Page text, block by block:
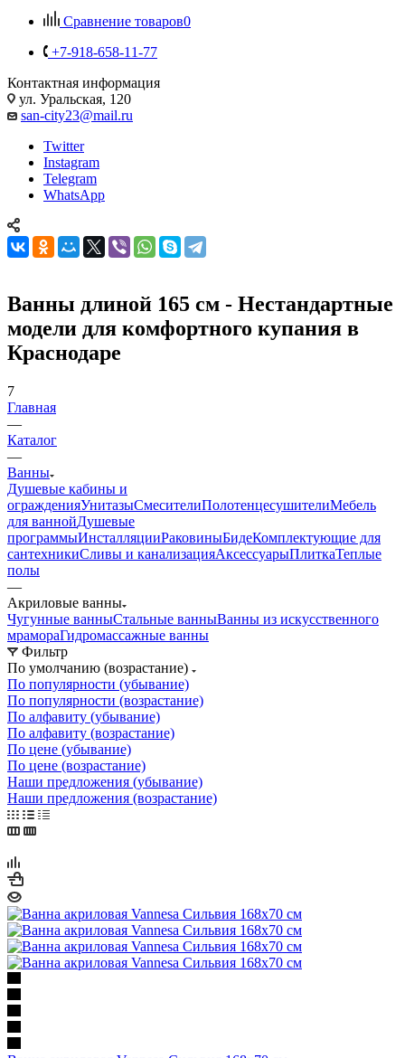
Контактная информация
ул. Уральская, 120
Twitter
Instagram
Telegram
Ванны длиной 165 см - Нестандартные
модели для комфортного купания в
Краснодаре
7
Главная
—
Каталог
—
Ванны
Душевые кабины и
огражденияУнитазыСмесители
для ваннойДушевые
программыИнсталляцииРаковиныБидеКомплектующие для
сантехники
полы
—
Акриловые ванны
Чугунные ванныСтальные ванны
мрамораГидромассажные ванны
Фильтр
По умолчанию (возрастание)
По популярности (убывание)
По популярности (возрастание)
По алфавиту (убывание)
По алфавиту (возрастание)
По цене (убывание)
По цене (возрастание)
Наши предложения (убывание)
Наши предложения (возрастание)